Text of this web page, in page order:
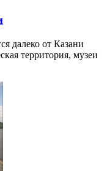
далеко от Казани
территория, музеи